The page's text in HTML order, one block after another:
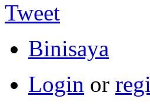
Tweet
Binisaya
Login or